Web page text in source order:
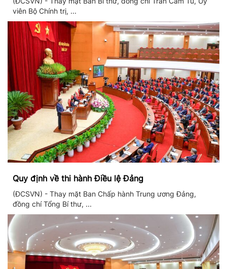
viên Bộ Chính trị, ...
Quy định về thi hành Điều lệ Đảng
(ĐCSVN) - Thay mặt Ban Chấp hành Trung ương Đảng,
đồng chí Tổng Bí thư, ...